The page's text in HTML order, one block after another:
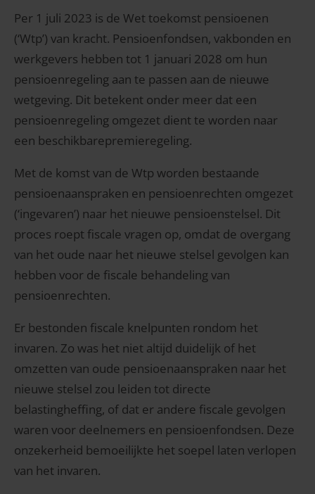
Per 1 juli 2023 is de Wet toekomst pensioenen
(‘Wtp’) van kracht. Pensioenfondsen, vakbonden en
werkgevers hebben tot 1 januari 2028 om hun
pensioenregeling aan te passen aan de nieuwe
wetgeving. Dit betekent onder meer dat een
pensioenregeling omgezet dient te worden naar
een beschikbarepremieregeling.
Met de komst van de Wtp worden bestaande
pensioenaanspraken en pensioenrechten omgezet
(‘ingevaren’) naar het nieuwe pensioenstelsel. Dit
proces roept fiscale vragen op, omdat de overgang
van het oude naar het nieuwe stelsel gevolgen kan
hebben voor de fiscale behandeling van
pensioenrechten.
Er bestonden fiscale knelpunten rondom het
invaren. Zo was het niet altijd duidelijk of het
omzetten van oude pensioenaanspraken naar het
nieuwe stelsel zou leiden tot directe
belastingheffing, of dat er andere fiscale gevolgen
waren voor deelnemers en pensioenfondsen. Deze
onzekerheid bemoeilijkte het soepel laten verlopen
van het invaren.